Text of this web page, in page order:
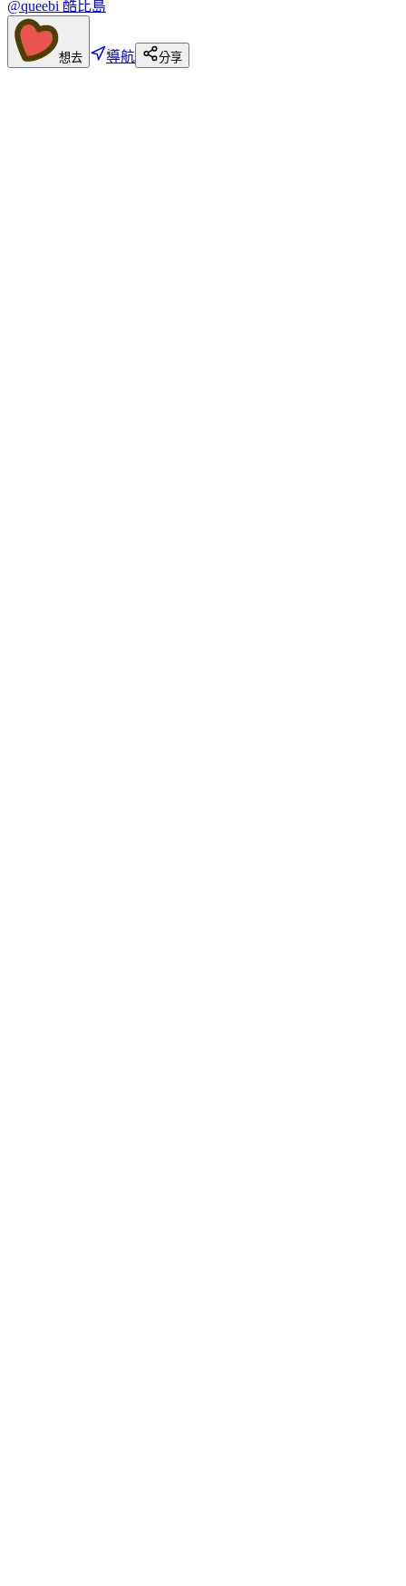
@queebi 酷比島
想去 導航 分享